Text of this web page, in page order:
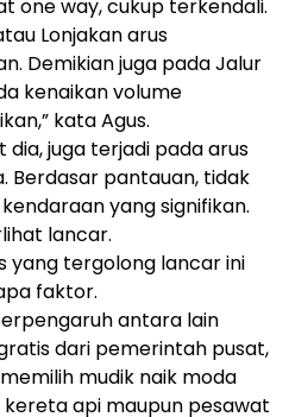
one way, cukup terkendali.
Lonjakan arus
Demikian juga pada Jalur
kenaikan volume
kata Agus.
dia, juga terjadi pada arus
Berdasar pantauan, tidak
yang signifikan.
lancar.
yang tergolong lancar ini
faktor.
antara lain
dari pemerintah pusat,
mudik naik moda
api maupun pesawat